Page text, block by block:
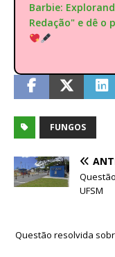
Barbie:
Redação" e dê o
FUNGOS
UFSM
Questão resolvida